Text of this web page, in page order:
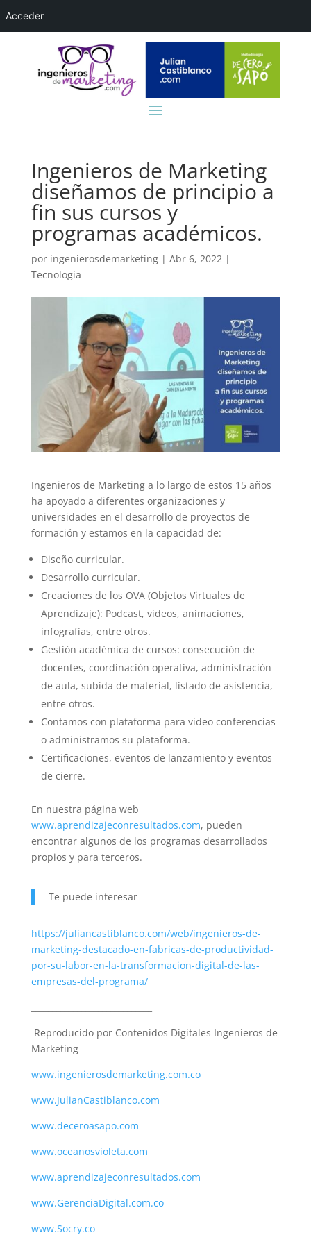
Ingenieros de Marketing
diseñamos de principio a
fin sus cursos y
programas académicos.
por ingenierosdemarketing| Abr 6, 2022 |
Tecnologia
Ingenieros de Marketing a lo largo de estos 15 años
ha apoyado a diferentes organizaciones y
universidades en el desarrollo de proyectos de
formación y estamos en la capacidad de:
Diseño curricular.
Desarrollo curricular.
Creaciones de los OVA (Objetos Virtuales de
Aprendizaje): Podcast, videos, animaciones,
infografías, entre otros.
Gestión académica de cursos: consecución de
docentes, coordinación operativa, administración
de aula, subida de material, listado de asistencia,
entre otros.
Contamos con plataforma para video conferencias
o administramos su plataforma.
Certificaciones, eventos de lanzamiento y eventos
de cierre.
En nuestra página web
www.aprendizajeconresultados.com, pueden
encontrar algunos de los programas desarrollados
propios y para terceros.
Te puede interesar
https://juliancastiblanco.com/web/ingenieros-de-
marketing-destacado-en-fabricas-de-productividad-
por-su-labor-en-la-transformacion-digital-de-las-
empresas-del-programa/
Reproducido por Contenidos Digitales Ingenieros de
Marketing
www.ingenierosdemarketing.com.co
www.JulianCastiblanco.com
www.deceroasapo.com
www.oceanosvioleta.com
www.aprendizajeconresultados.com
www.GerenciaDigital.com.co
www.Socry.co
Acceder